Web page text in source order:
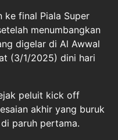
ke final Piala Super
menumbangkan
digelar di Al Awwal
(3/1/2025) dini hari
peluit kick off
akhir yang buruk
paruh pertama.